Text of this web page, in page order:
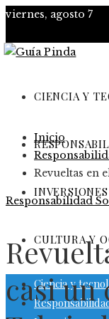
viernes, agosto 7
CIENCIA Y
CULTURA Y
Ciencia y
Inicio
Revueltas en
Responsabilidad
casi un